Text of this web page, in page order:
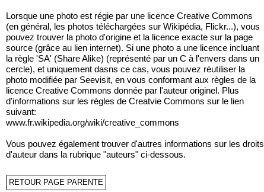
Lorsque une photo est régie par une licence Creative Commons
(en général, les photos téléchargées sur Wikipédia, Flickr...), vous
pouvez trouver la photo d'origine et la licence exacte sur la page
source (grâce au lien internet). Si une photo a une licence incluant
la règle 'SA' (Share Alike) (représenté par un C à l'envers dans un
cercle), et uniquement dasns ce cas, vous pouvez réutiliser la
photo modifiée par Seevisit, en vous conformant aux règles de la
licence Creative Commons donnée par l'auteur originel. Plus
d'informations sur les règles de Creatvie Commons sur le lien
suivant:
www.fr.wikipedia.org/wiki/creative_commons
Vous pouvez également trouver d'autres informations sur les droits
d'auteur dans la rubrique "auteurs" ci-dessous.
RETOUR PAGE PARENTE